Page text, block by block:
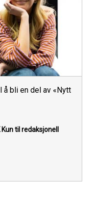
bli en del av «Nytt
Kun til redaksjonell